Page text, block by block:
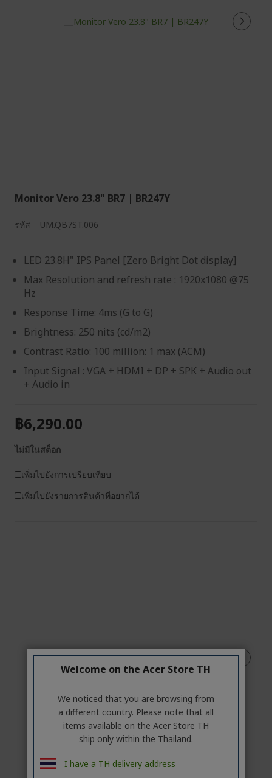
Monitor Vero 23.8" BR7 | BR247Y
รหัส UM.QB7ST.006
LED 23.8H" IPS Panel [Zero Bright Dot display]
Max Resolution and refresh rate : 1920x1080 @75
Hz
Response Time: 4ms (G to G)
Brightness: 250 nits (cd/m2)
Contrast Ratio: 100 million: 1 max (ACM)
Input Signal : VGA + HDMI + DP + SPK + Audio out
+ Audio in
฿6,290.00
ไม่มีในสต็อก
เพิ่มไปยังการเปรียบเทียบ
เพิ่มไปยังรายการสินค้าที่อยากได้
Welcome on the Acer Store TH
We noticed that you are browsing from
a different country. Please note that all
items available on the Acer Store TH
ship only within the Thailand.
I have a TH delivery address